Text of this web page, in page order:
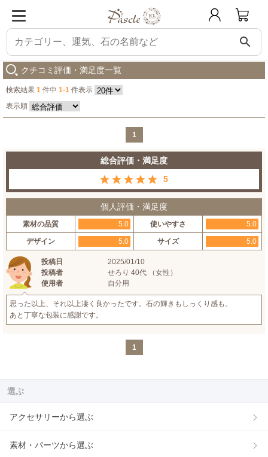
search
パスクル 九眼天珠・ガーネット ジー（dZi）デザインブレスレット 購入し
クチコミ評価・満足度一覧
検索結果 1 件中 1-1 件表示
表示順
1
総合評価・満足度
5
個人評価・満足度
素材の品質 5.0 使いやすさ 5.0
デザイン 5.0 サイズ 5.0
投稿日
2025/01/10
投稿者
せろり 40代 （女性）
使用者
自分用
思った以上、それ以上凄く良かったです。石の輝きもしっくり感も。
あと丁寧な包装に感謝です。
1
選ぶ
アクセサリーから選ぶ
素材・パーツから選ぶ